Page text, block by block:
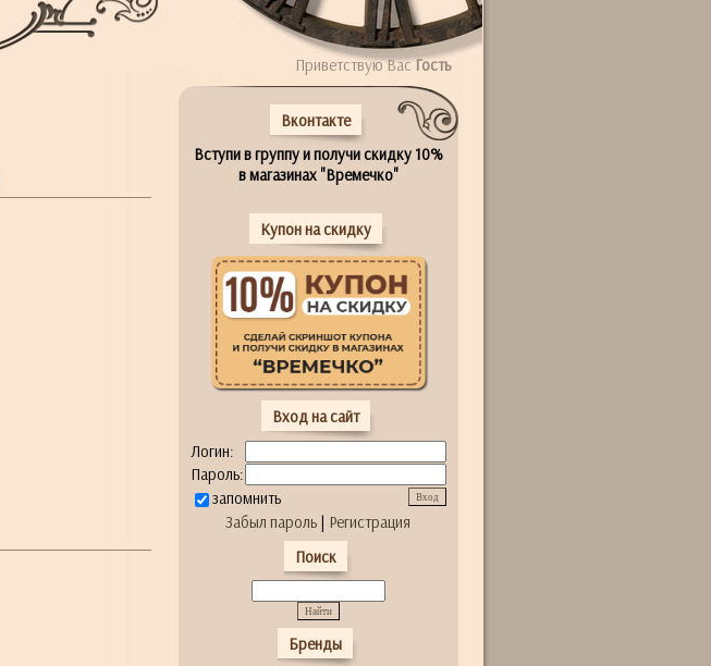
Приветствую ВасГость
Вконтакте
Вступи в группу и получи скидку 10%
в магазинах "Времечко"
Купон на скидку
Вход на сайт
Логин:
Пароль:
запомнить
Забыл пароль | Регистрация
Поиск
Бренды